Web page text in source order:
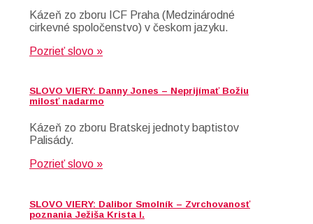
Kázeň zo zboru ICF Praha (Medzinárodné
cirkevné spoločenstvo) v českom jazyku.
Pozrieť slovo »
SLOVO VIERY: Danny Jones – Neprijímať Božiu
milosť nadarmo
Kázeň zo zboru Bratskej jednoty baptistov
Palisády.
Pozrieť slovo »
SLOVO VIERY: Dalibor Smolník – Zvrchovanosť
poznania Ježiša Krista I.